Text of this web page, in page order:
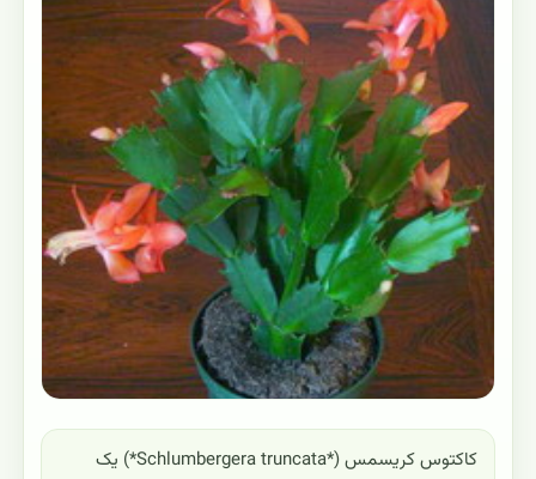
کاکتوس کریسمس (*Schlumbergera truncata*) یک